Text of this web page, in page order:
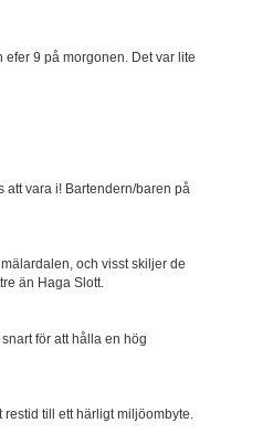
9 på morgonen. Det var lite
att vara i! Bartendern/baren på
och visst skiljer de
än Haga Slott.
för att hålla en hög
restid till ett härligt miljöombyte.